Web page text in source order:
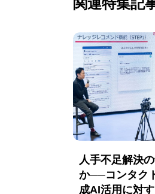
関連特集記
人手不足解決
か──コンタク
成AI活用に対